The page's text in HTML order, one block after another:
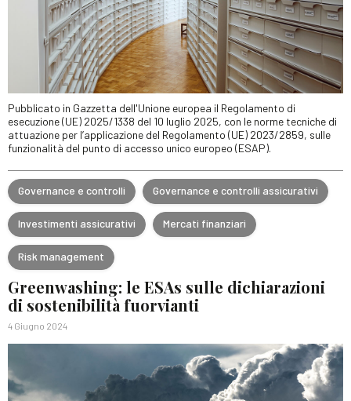
Pubblicato in Gazzetta dell'Unione europea il Regolamento di
esecuzione (UE) 2025/1338 del 10 luglio 2025, con le norme tecniche di
attuazione per l’applicazione del Regolamento (UE) 2023/2859, sulle
funzionalità del punto di accesso unico europeo (ESAP).
Governance e controlli Governance e controlli assicurativi
Investimenti assicurativi Mercati finanziari
Risk management
Greenwashing: le ESAs sulle dichiarazioni
di sostenibilità fuorvianti
4 Giugno 2024